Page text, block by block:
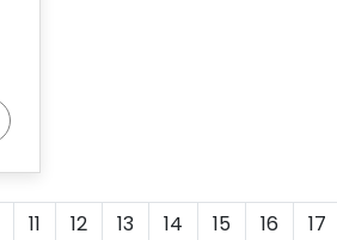
11 12 13 14 15 16 17